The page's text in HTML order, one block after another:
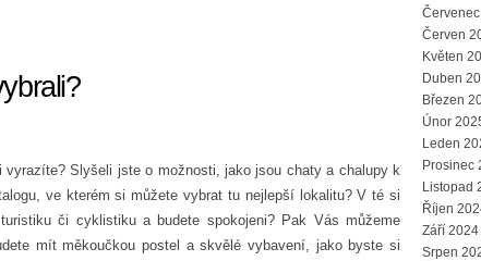
Slyšeli jste o možnosti, jako jsou chaty a chalupy k
ve kterém si můžete vybrat tu nejlepší lokalitu? V té si
či cyklistiku a budete spokojeni? Pak Vás můžeme
mít měkoučkou postel a skvělé vybavení, jako byste si
Červen
Květen
Duben
Březen
Únor
Leden
Prosinec
Listopad
Říjen
Září 2024
Srpen